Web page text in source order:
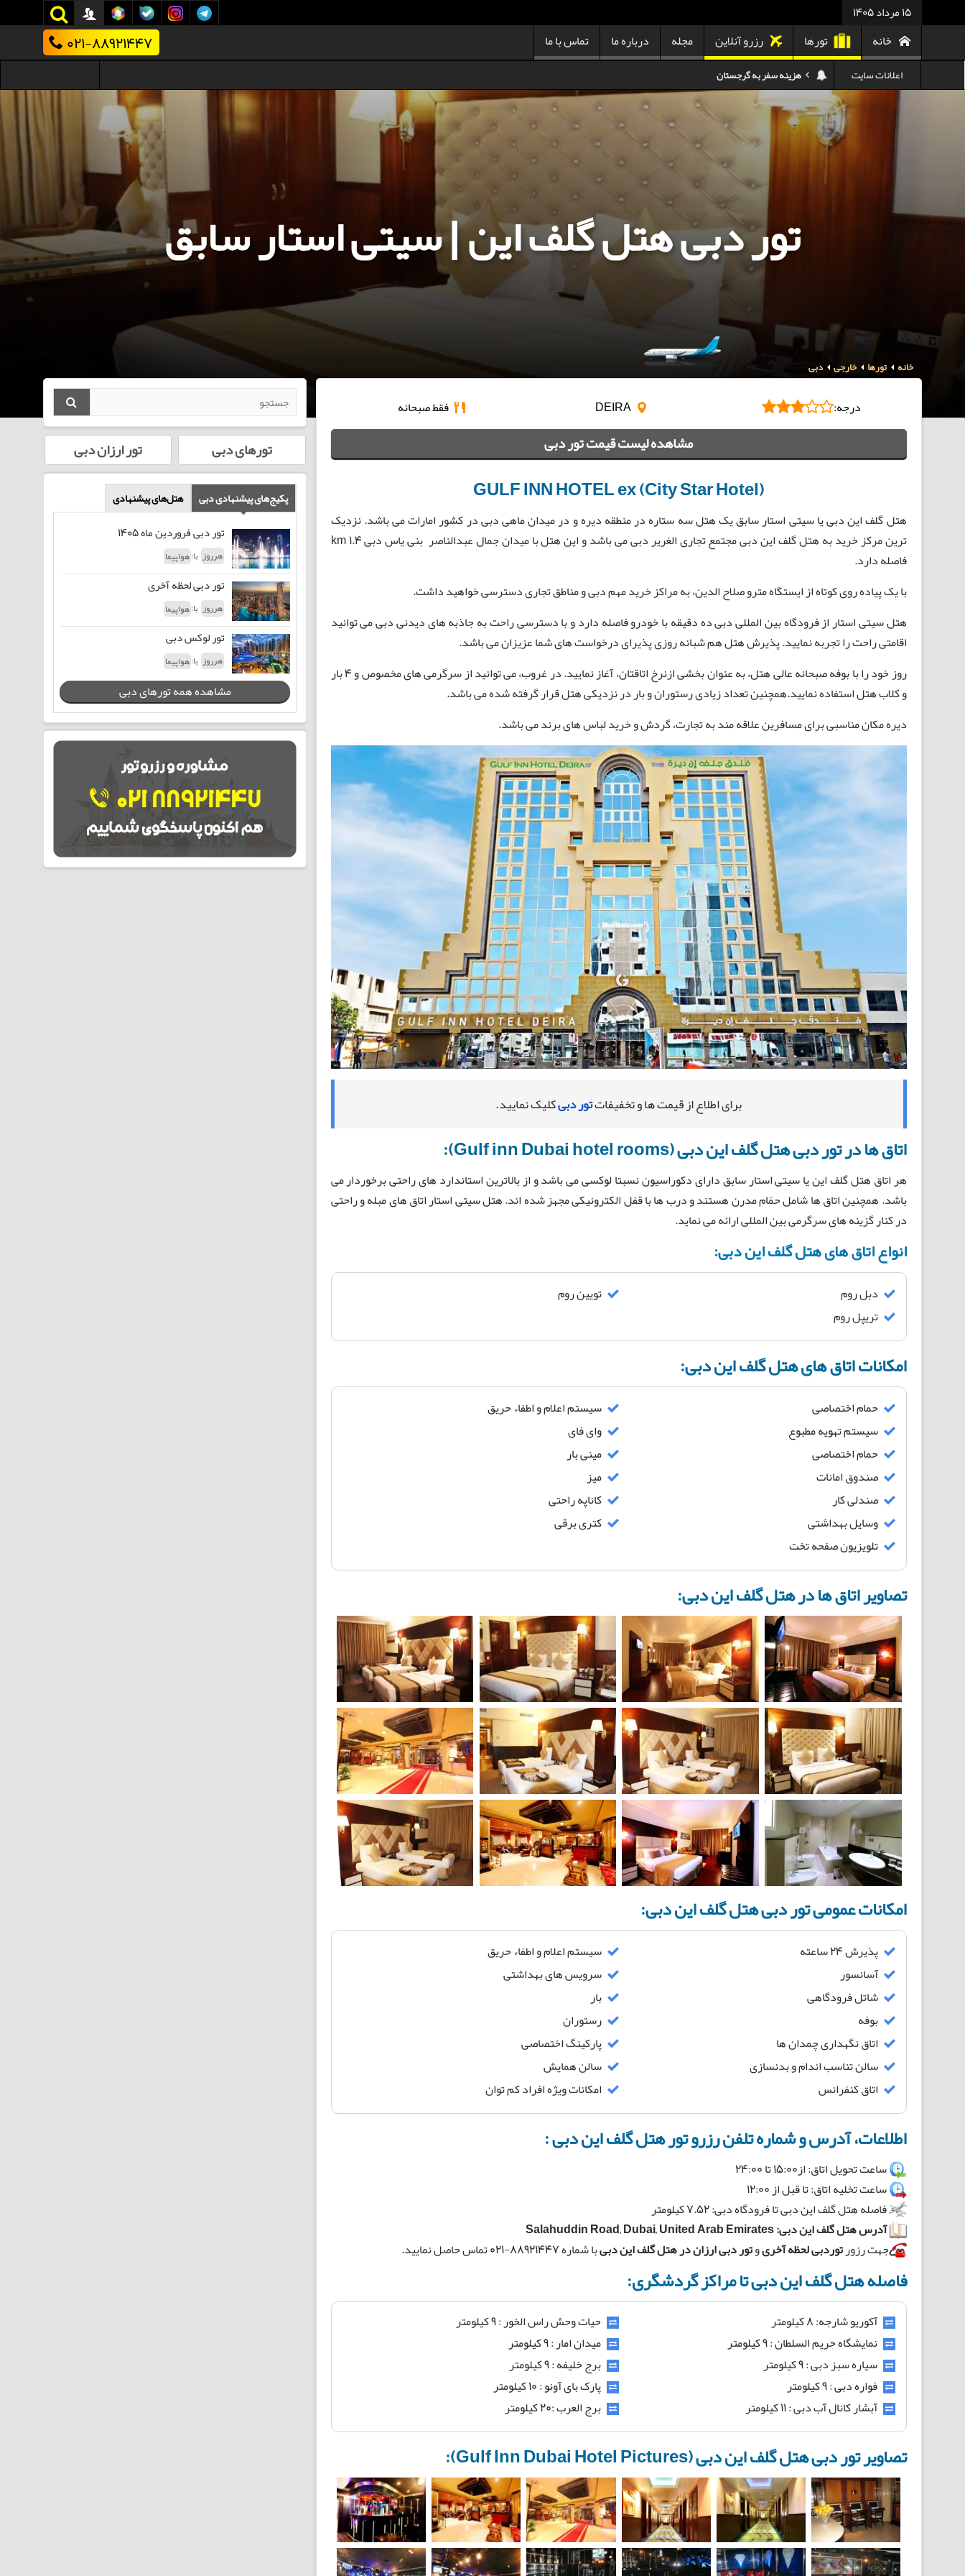
15 مرداد 1405
خانه تورها رزرو آنلاین مجله درباره ما تماس با ما 021-88921447
اعلانات سایت
هزینه سفر به تایلند
کدام هواپیمایی کدام ترمینال مهرآباد؟
استرداد بلیط هواپیما در شرایط جنگی
هزینه تفریحات استانبول ۲۰۲۵
سفر به ارمنستان | دیدنی‌ها و تجربیات جذاب
معرفی بهترین غذاهای محلی و خیابانی دبی
هزینه سفر به گرجستان
تور دبی هتل گلف این | سیتی استار سابق
خانه تورها خارجی دبی
درجه: فقط صبحانه
مشاهده لیست قیمت تور دبی
GULF INN HOTEL ex (City Star Hotel)
هتل گلف این دبی یا سیتی استار سابق یک هتل سه ستاره در منطقه دیره و در میدان ماهی دبی در کشور امارات می باشد. نزدیک
ترین مرکز خرید به هتل گلف این دبی مجتمع تجاری الغریر دبی می باشد و این هتل با میدان جمال عبدالناصر بنی یاس دبی 1.4 km
فاصله دارد.
با یک پیاده روی کوتاه از ایستگاه مترو صلاح الدین، به مراکز خرید مهم دبی و مناطق تجاری دسترسی خواهید داشت.
هتل سیتی استار از فرودگاه بین المللی دبی ده دقیقه با خودرو فاصله دارد و با دسترسی راحت به جاذبه های دیدنی دبی می توانید
اقامتی راحت را تجربه نمایید. پذیرش هتل هم شبانه روزی پذیرای درخواست های شما عزیزان می باشد.
روز خود را با بوفه صبحانه عالی هتل، به عنوان بخشی ازنرخ اتاقتان، آغاز نمایید. در غروب، می توانید از سرگرمی های مخصوص و 4 بار
و کلاب هتل استفاده نمایید.همچنین تعداد زیادی رستوران و بار در نزدیکی هتل قرار گرفته شده می باشد.
دیره مکان مناسبی برای مسافرین علاقه مند به تجارت، گردش و خرید لباس های برند می باشد.
برای اطلاع از قیمت ها و تخفیفاتتور دبیکلیک نمایید.
اتاق ها در تور دبی هتل گلف این دبی (Gulf inn Dubai hotel rooms):
هر اتاق هتل گلف این یا سیتی استار سابق دارای دکوراسیون نسبتا لوکسی می باشد و از بالاترین استاندارد های راحتی برخوردار می
باشد. همچنین اتاق ها شامل حمّام مدرن هستند و درب ها با قفل الکترونیکی مجهز شده اند. هتل سیتی استار اتاق های مبله و راحتی
در کنار گزینه های سرگرمی بین المللی ارائه می نماید.
انواع اتاق های هتل گلف این دبی:
دبل روم
تویین روم
تریپل روم
امکانات اتاق های هتل گلف این دبی:
حمام اختصاصی
سیستم اعلام و اطفاء حریق
سیستم تهویه مطبوع
وای فای
حمام اختصاصی
مینی بار
صندوق امانات
میز
صندلی کار
کاناپه راحتی
وسایل بهداشتی
کتری برقی
تلویزیون صفحه تخت
تصاویر اتاق ها در هتل گلف این دبی:
امکانات عمومی تور دبی هتل گلف این دبی:
پذیرش 24 ساعته
سیستم اعلام و اطفاء حریق
آسانسور
سرویس های بهداشتی
شاتل فرودگاهی
بار
بوفه
رستوران
اتاق نگهداری چمدان ها
پارکینگ اختصاصی
سالن تناسب اندام و بدنسازی
سالن همایش
اتاق کنفرانس
امکانات ویژه افراد کم توان
اطلاعات، آدرس و شماره تلفن رزرو تور هتل گلف این دبی :
ساعت تحویل اتاق: از15:00 تا 24:00
ساعت تخلیه اتاق: تا قبل از 12:00
فاصله هتل گلف این دبی تا فرودگاه دبی: 7.52 کیلومتر
آدرس هتل گلف این دبی:Salahuddin Road, Dubai, United Arab Emirates
جهت رزورتوردبی لحظه آخریوتور دبی ارزان درهتل گلف این دبیبا شماره 88921447-021 تماس حاصل نمایید.
فاصله هتل گلف این دبی تا مراکز گردشگری:
آکوریو شارجه: 8 کیلومتر
حیات وحش راس الخور : 9 کیلومتر
نمایشگاه حریم السلطان : 9 کیلومتر
میدان امار : 9 کیلومتر
سیاره سبز دبی : 9 کیلومتر
برج خلیفه : 9 کیلومتر
فواره دبی : 9 کیلومتر
پارک بای آونو : 10 کیلومتر
آبشار کانال آب دبی : 11 کیلومتر
برج العرب :20 کیلومتر
تصاویر تور دبی هتل گلف این دبی (Gulf Inn Dubai Hotel Pictures):
تورهای دبی تور ارزان دبی
پکیج‌های پیشنهادی دبی هتل‌‌های پیشنهادی
تور دبی فروردین ماه 1405
هرروز با:هواپیما
تور دبی لحظه آخری
هرروز با:هواپیما
تور لوکس دبی
هرروز با:هواپیما
مشاهده همه تورهای دبی